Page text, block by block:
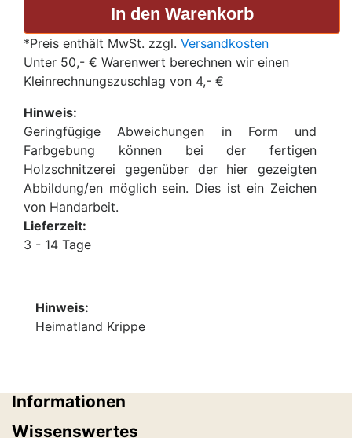
*Preis enthält MwSt. zzgl. Versandkosten
Unter 50,- € Warenwert berechnen wir einen
Kleinrechnungszuschlag von 4,- €
Hinweis:
Geringfügige Abweichungen in Form und
Farbgebung können bei der fertigen
Holzschnitzerei gegenüber der hier gezeigten
Abbildung/en möglich sein. Dies ist ein Zeichen
von Handarbeit.
Lieferzeit:
3 - 14 Tage
Hinweis:
Heimatland Krippe
Informationen
Wissenswertes